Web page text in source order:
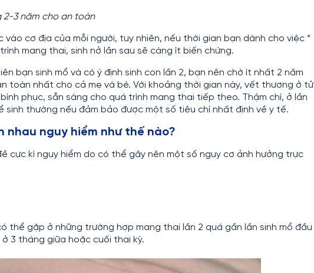
2-3 năm cho an toàn
cơ địa của mỗi người, tuy nhiên, nếu thời gian bạn dành cho việc “
mang thai, sinh nở lần sau sẽ càng ít biến chứng.
bạn sinh mổ và có ý định sinh con lần 2, bạn nên chờ ít nhất 2 năm
toàn nhất cho cả mẹ và bé. Với khoảng thời gian này, vết thương ở tử
phục, sẵn sàng cho quá trình mang thai tiếp theo. Thậm chí, ở lần
sinh thường nếu đảm bảo được một số tiêu chí nhất định về y tế.
nhau nguy hiểm như thế nào?
cực kì nguy hiểm do có thể gây nên một số nguy cơ ảnh hưởng trực
thể gặp ở những trường hợp mang thai lần 2 quá gần lần sinh mổ đầu
3 tháng giữa hoặc cuối thai kỳ.